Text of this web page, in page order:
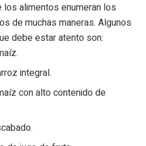
alimentos enumeran los
de muchas maneras. Algunos
debe estar atento son:
integral.
con alto contenido de